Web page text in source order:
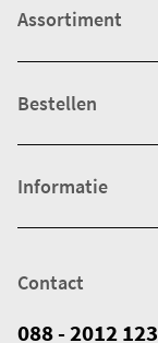
Assortiment
Bestellen
Informatie
Contact
088 - 2012 123